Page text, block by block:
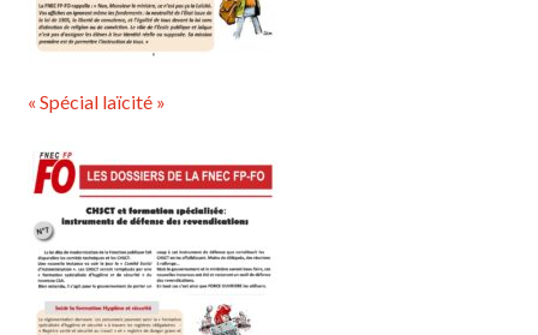
« Spécial laïcité »